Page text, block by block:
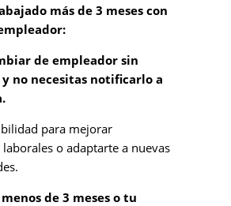
más de 3 meses con
de empleador sin
no necesitas notificarlo a
para mejorar
o adaptarte a nuevas
de 3 meses o tu